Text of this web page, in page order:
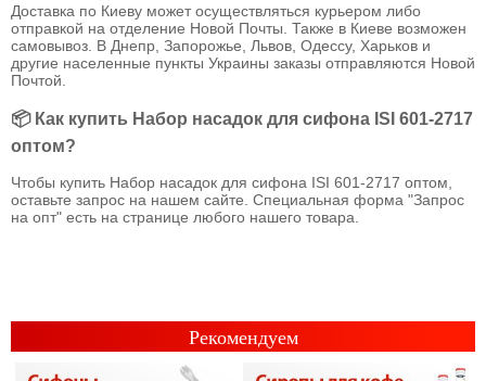
Доставка по Киеву может осуществляться курьером либо
отправкой на отделение Новой Почты. Также в Киеве возможен
самовывоз. В Днепр, Запорожье, Львов, Одессу, Харьков и
другие населенные пункты Украины заказы отправляются Новой
Почтой.
📦 Как купить Набор насадок для сифона ISI 601-2717
оптом?
Чтобы купить Набор насадок для сифона ISI 601-2717 оптом,
оставьте запрос на нашем сайте. Специальная форма "Запрос
на опт" есть на странице любого нашего товара.
Рекомендуем